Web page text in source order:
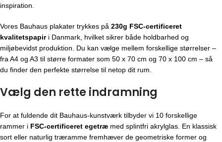
inspiration.
Vores Bauhaus plakater trykkes på 230g FSC-certificeret
kvalitetspapiri Danmark, hvilket sikrer både holdbarhed og
miljøbevidst produktion. Du kan vælge mellem forskellige størrelser –
fra A4 og A3 til større formater som 50 x 70 cm og 70 x 100 cm – så
du finder den perfekte størrelse til netop dit rum.
Vælg den rette indramning
For at fuldende dit Bauhaus-kunstværk tilbyder vi 10 forskellige
rammer i FSC-certificeret egetræ med splintfri akrylglas. En klassisk
sort eller naturlig træramme fremhæver de geometriske former og